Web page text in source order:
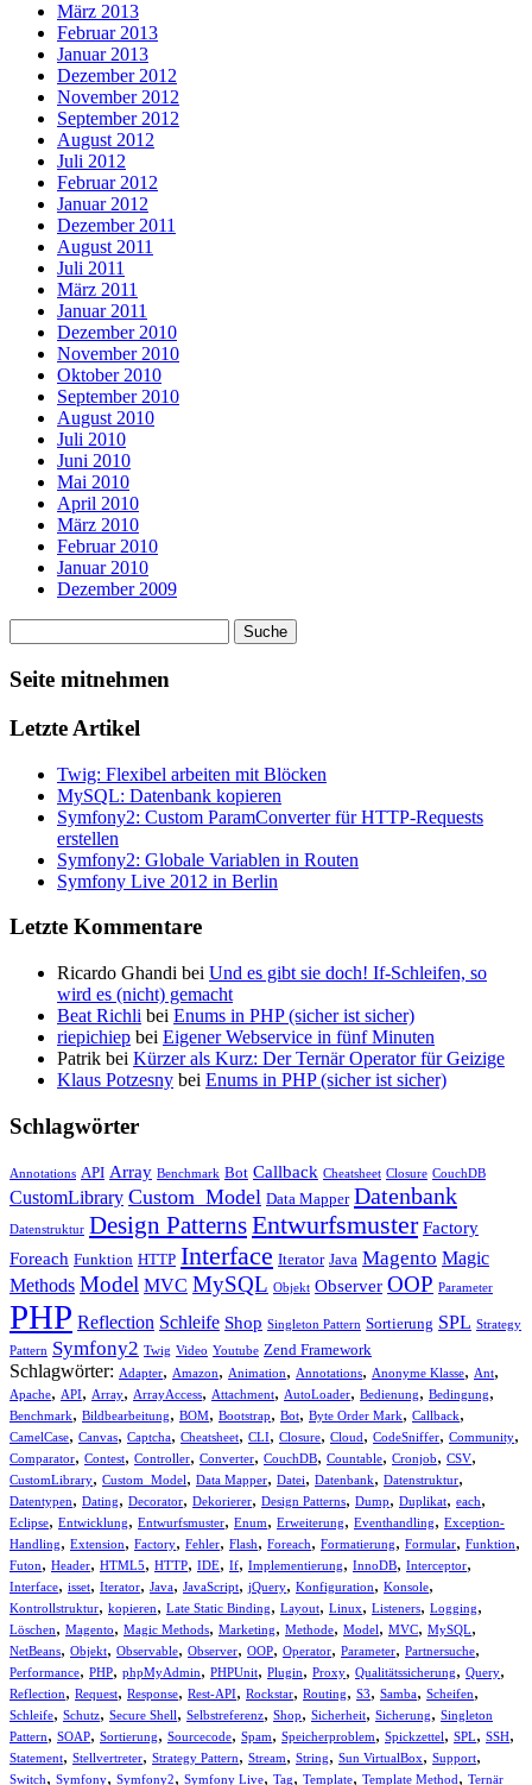
März 2013
Februar 2013
Januar 2013
Dezember 2012
November 2012
September 2012
August 2012
Juli 2012
Februar 2012
Januar 2012
Dezember 2011
August 2011
Juli 2011
März 2011
Januar 2011
Dezember 2010
November 2010
Oktober 2010
September 2010
August 2010
Juli 2010
Juni 2010
Mai 2010
April 2010
März 2010
Februar 2010
Januar 2010
Dezember 2009
Seite mitnehmen
Letzte Artikel
Twig: Flexibel arbeiten mit Blöcken
MySQL: Datenbank kopieren
Symfony2: Custom ParamConverter für HTTP-Requests
erstellen
Symfony2: Globale Variablen in Routen
Symfony Live 2012 in Berlin
Letzte Kommentare
Ricardo Ghandi bei Und es gibt sie doch! If-Schleifen, so
wird es (nicht) gemacht
Beat Richli bei Enums in PHP (sicher ist sicher)
riepichiep bei Eigener Webservice in fünf Minuten
Patrik bei Kürzer als Kurz: Der Ternär Operator für Geizige
Klaus Potzesny bei Enums in PHP (sicher ist sicher)
Schlagwörter
Annotations API Array Benchmark Bot Callback Cheatsheet Closure CouchDB
CustomLibrary Custom_Model Data Mapper Datenbank
Datenstruktur Design PatternsEntwurfsmuster Factory
Foreach Funktion HTTP Interface Iterator Java Magento Magic
Methods Model MVC MySQL Objekt Observer OOP Parameter
PHP Reflection Schleife Shop Singleton Pattern Sortierung SPL Strategy
Pattern Symfony2 Twig Video Youtube Zend Framework
Schlagwörter: Adapter, Amazon, Animation, Annotations, Anonyme Klasse, Ant,
Apache, API, Array, ArrayAccess, Attachment, AutoLoader, Bedienung, Bedingung,
Benchmark, Bildbearbeitung, BOM, Bootstrap, Bot, Byte Order Mark, Callback,
CamelCase, Canvas, Captcha, Cheatsheet, CLI, Closure, Cloud, CodeSniffer, Community,
Comparator, Contest, Controller, Converter, CouchDB, Countable, Cronjob, CSV,
CustomLibrary, Custom_Model, Data Mapper, Datei, Datenbank, Datenstruktur,
Datentypen, Dating, Decorator, Dekorierer, Design Patterns, Dump, Duplikat, each,
Eclipse, Entwicklung, Entwurfsmuster, Enum, Erweiterung, Eventhandling, Exception-
Handling, Extension, Factory, Fehler, Flash, Foreach, Formatierung, Formular, Funktion,
Futon, Header, HTML5, HTTP, IDE, If, Implementierung, InnoDB, Interceptor,
Interface, isset, Iterator, Java, JavaScript, jQuery, Konfiguration, Konsole,
Kontrollstruktur, kopieren, Late Static Binding, Layout, Linux, Listeners, Logging,
Löschen, Magento, Magic Methods, Marketing, Methode, Model, MVC, MySQL,
NetBeans, Objekt, Observable, Observer, OOP, Operator, Parameter, Partnersuche,
Performance, PHP, phpMyAdmin, PHPUnit, Plugin, Proxy, Qualitätssicherung, Query,
Reflection, Request, Response, Rest-API, Rockstar, Routing, S3, Samba, Scheifen,
Schleife, Schutz, Secure Shell, Selbstreferenz, Shop, Sicherheit, Sicherung, Singleton
Pattern, SOAP, Sortierung, Sourcecode, Spam, Speicherproblem, Spickzettel, SPL, SSH,
Statement, Stellvertreter, Strategy Pattern, Stream, String, Sun VirtualBox, Support,
Switch, Symfony, Symfony2, Symfony Live, Tag, Template, Template Method, Ternär